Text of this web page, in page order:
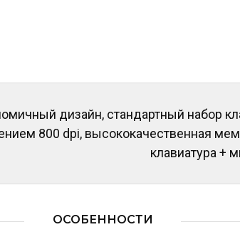
дизайн, стандартный набор
800 dpi, высококачественная
клавиатура +
ОСОБЕННОСТИ